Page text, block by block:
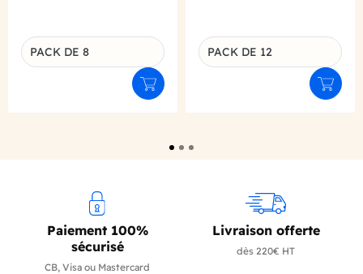
Déclinaison du produit
PACK DE 8
Ajouter au panier
Déclinaison du produit
PACK DE 12
Paiement 100%
sécurisé
CB, Visa ou Mastercard
Livraison offerte
dès 220€ HT